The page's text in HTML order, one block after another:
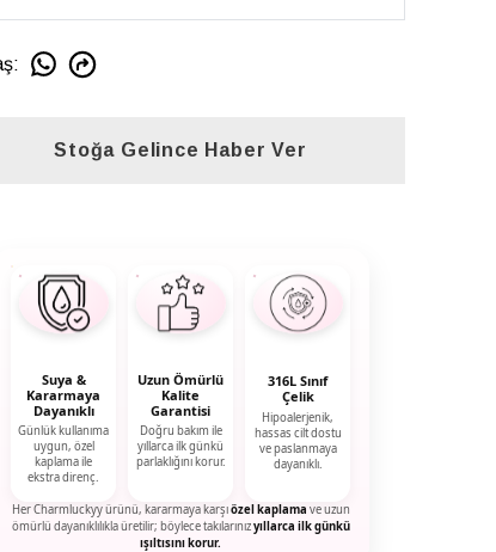
:
Stoğa Gelince Haber Ver
Suya &
Kararmaya
Dayanıklı
Günlük kullanıma
uygun, özel
kaplama ile
ekstra direnç.
Uzun Ömürlü
Kalite
Garantisi
Doğru bakım ile
yıllarca ilk günkü
parlaklığını korur.
316L Sınıf
Çelik
Hipoalerjenik,
hassas cilt dostu
ve paslanmaya
dayanıklı.
Her Charmluckyy ürünü, kararmaya karşıözel kaplama ve uzun
ömürlü dayanıklılıkla üretilir; böylece takılarınızyıllarca ilk günkü
ışıltısını korur.